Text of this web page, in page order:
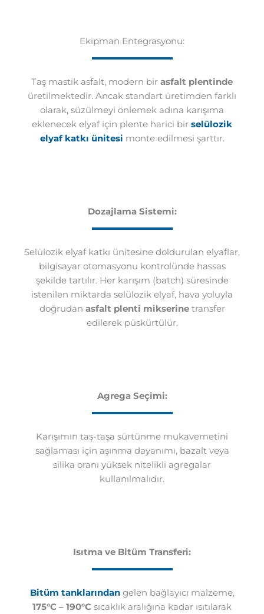
Ekipman Entegrasyonu:
Taş mastik asfalt, modern bir asfalt plentinde
üretilmektedir. Ancak standart üretimden farklı
olarak, süzülmeyi önlemek adına karışıma
eklenecek elyaf için plente harici bir selülozik
elyaf katkı ünitesi monte edilmesi şarttır.
Dozajlama Sistemi:
Selülozik elyaf katkı ünitesine doldurulan elyaflar,
bilgisayar otomasyonu kontrolünde hassas
şekilde tartılır. Her karışım (batch) süresinde
istenilen miktarda selülozik elyaf, hava yoluyla
doğrudan asfalt plenti mikserinetransfer
edilerek püskürtülür.
Agrega Seçimi:
Karışımın taş-taşa sürtünme mukavemetini
sağlaması için aşınma dayanımı, bazalt veya
silika oranı yüksek nitelikli agregalar
kullanılmalıdır.
Isıtma ve Bitüm Transferi:
Bitüm tanklarındangelen bağlayıcı malzeme,
175°C – 190°C sıcaklık aralığına kadar ısıtılarak